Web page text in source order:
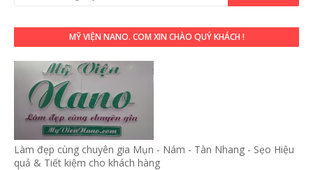
MỸ VIỆN NANO. COM XIN CHÀO QUÝ KHÁCH !
Làm đẹp cùng chuyên gia Mụn - Nám - Tàn Nhang - Sẹo Hiệu
quả & Tiết kiệm cho khách hàng